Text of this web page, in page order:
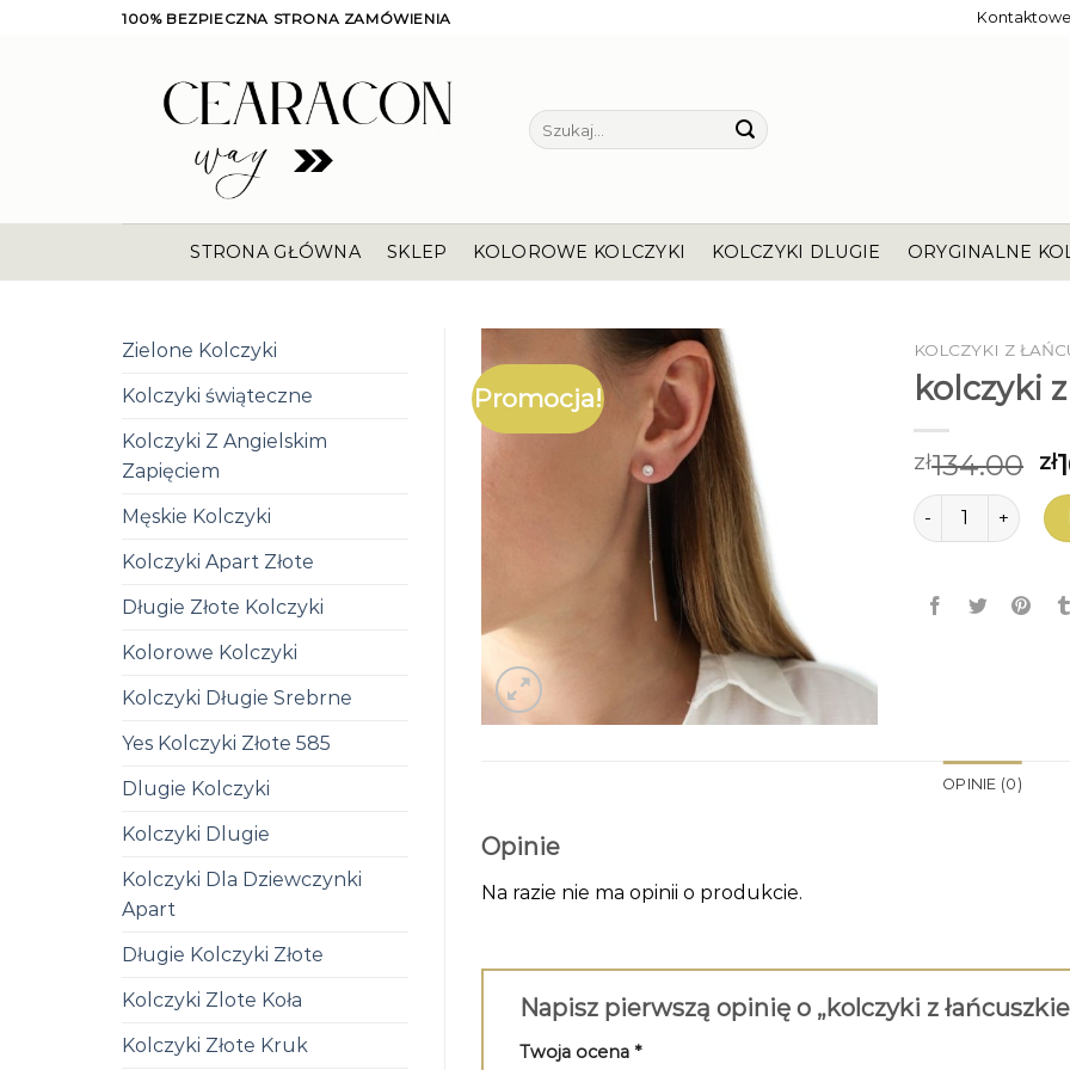
100% BEZPIECZNA STRONA ZAMÓWIENIA Kontaktowe
Szukaj:
STRONA GŁÓWNA SKLEP KOLOROWE KOLCZYKI KOLCZYKI DLUGIE ORYGINALNE
Zielone Kolczyki
Kolczyki świąteczne
Kolczyki Z Angielskim
Zapięciem
Męskie Kolczyki
Kolczyki Apart Złote
Długie Złote Kolczyki
Kolorowe Kolczyki
Kolczyki Długie Srebrne
Yes Kolczyki Złote 585
Dlugie Kolczyki
Kolczyki Dlugie
Kolczyki Dla Dziewczynki
Apart
Długie Kolczyki Złote
Kolczyki Zlote Koła
Kolczyki Złote Kruk
Promocja!
KOLCZYKI Z
kolczyki
zł134.00 zł
ilość kolczyki z
OPINIE (0)
Opinie
Na razie nie ma opinii o produkcie.
Napisz pierwszą opinię o „kolczyki z
Twoja ocena *